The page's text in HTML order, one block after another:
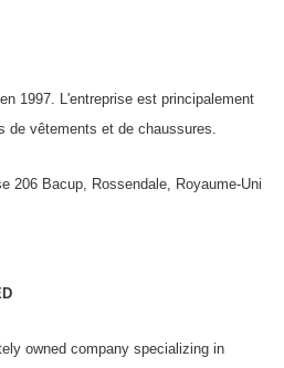
1997. L'entreprise est principalement
de vêtements et de chaussures.
206 Bacup, Rossendale, Royaume-Uni
owned company specializing in